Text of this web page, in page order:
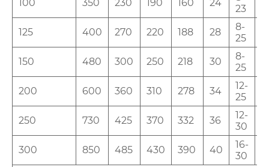
100 350 230 190 160 24
23
125 400 270 220 188 28
8-
25
150 480 300 250 218 30
8-
25
200 600 360 310 278 34
12-
25
250 730 425 370 332 36
12-
30
300 850 485 430 390 40
16-
30